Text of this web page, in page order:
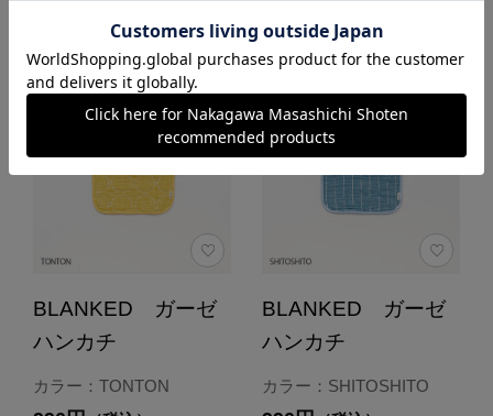
BLANKED ガーゼ
ハンカチ
カラー：TONTON
BLANKED ガーゼ
ハンカチ
カラー：SHITOSHITO